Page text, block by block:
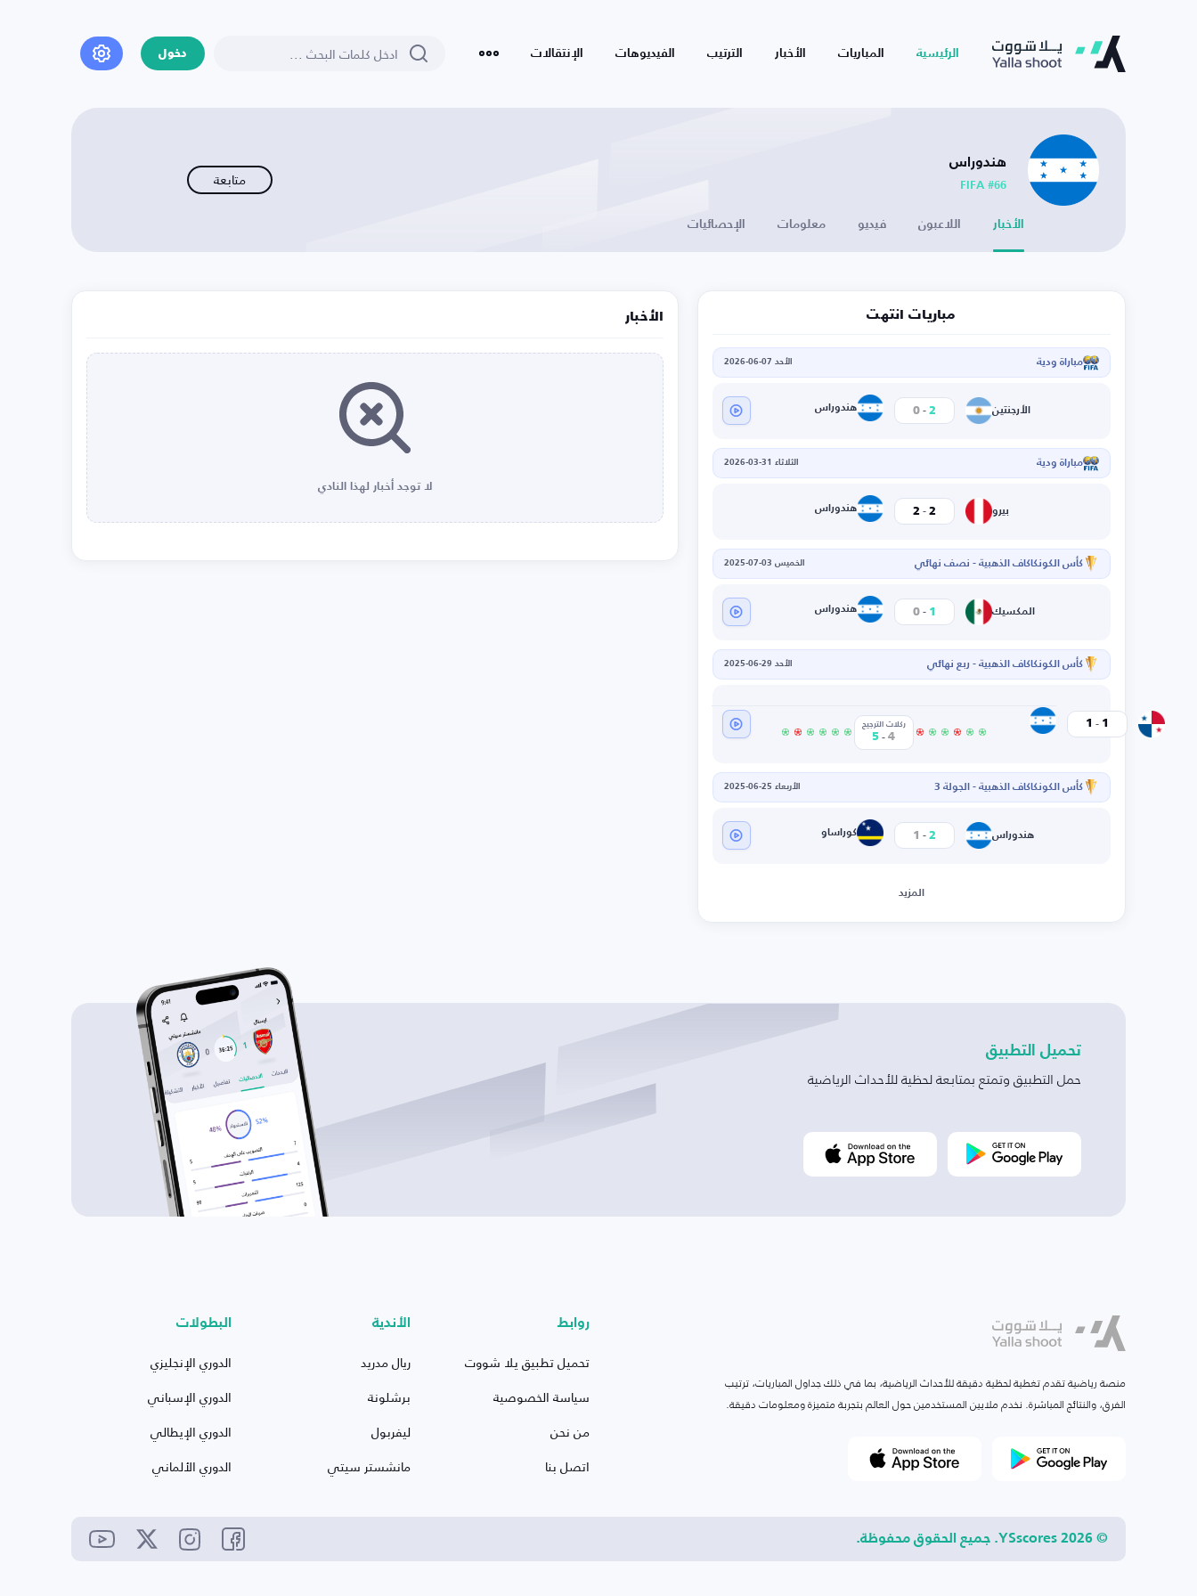
الرئيسية المباريات الأخبار الترتيب الفيديوهات الإنتقالات دخول
هندوراس
FIFA #66 متابعة
الأخبار اللاعبون فيديو معلومات الإحصائيات
مباريات انتهت
مباراة ودية الأحد 07-06-2026
الأرجنتين 2
-
0 هندوراس
مباراة ودية الثلاثاء 31-03-2026
بيرو 2
-
2 هندوراس
كأس الكونكاكاف الذهبية - نصف نهائي الخميس 03-07-2025
المكسيك 1
-
0 هندوراس
كأس الكونكاكاف الذهبية - ربع نهائي الأحد 29-06-2025
بنما 1
-
1 ركلات الترجيح
4
-
5
كأس الكونكاكاف الذهبية - الجولة 3 الأربعاء 25-06-2025
هندوراس 2
-
1 كوراساو
المزيد
الأخبار
لا توجد أخبار لهذا النادي
تحميل التطبيق
حمل التطبيق وتمتع بمتابعة لحظية للأحداث الرياضية
منصة رياضية تقدم تغطية لحظية دقيقة للأحداث الرياضية، بما في ذلك جداول المباريات، ترتيب
الفرق، والنتائج المباشرة. نخدم ملايين المستخدمين حول العالم بتجربة متميزة ومعلومات دقيقة.
روابط
تحميل تطبيق يلا شووت
سياسة الخصوصية
من نحن
اتصل بنا
الأندية
ريال مدريد
برشلونة
ليفربول
مانشستر سيتي
البطولات
الدوري الإنجليزي
الدوري الإسباني
الدوري الإيطالي
الدوري الألماني
© 2026 YSscores. جميع الحقوق محفوظة.